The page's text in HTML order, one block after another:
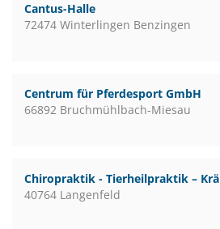
Cantus-Halle
72474 Winterlingen Benzingen
Centrum für Pferdesport GmbH
66892 Bruchmühlbach-Miesau
Chiropraktik - Tierheilpraktik –
40764 Langenfeld